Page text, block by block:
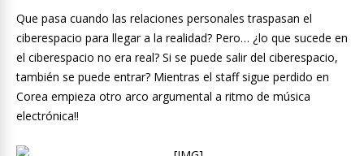
Que pasa cuando las relaciones personales traspasan el
ciberespacio para llegar a la realidad? Pero… ¿lo que sucede en
el ciberespacio no era real? Si se puede salir del ciberespacio,
también se puede entrar? Mientras el staff sigue perdido en
Corea empieza otro arco argumental a ritmo de música
electrónica!!